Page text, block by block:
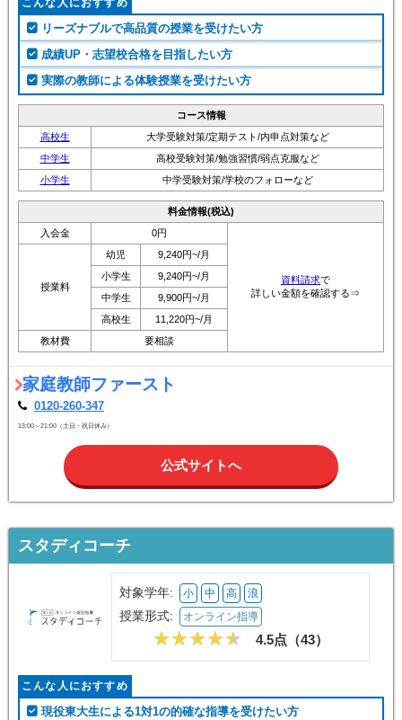
こんな人におすすめ
リーズナブルで高品質の授業を受けたい方
成績UP・志望校合格を目指したい方
実際の教師による体験授業を受けたい方
コース情報
高校生
大学受験対策/定期テスト/内申点対策など
中学生
高校受験対策/勉強習慣/弱点克服など
小学生
中学受験対策/学校のフォローなど
料金情報(税込)
入会金
0円
資料請求で
詳しい金額を確認する⇒
授業料
幼児
9,240円~/月
小学生
9,240円~/月
中学生
9,900円~/月
高校生
11,220円~/月
教材費
要相談
家庭教師ファースト
0120-260-347
13:00～21:00（土日・祝日休み）
公式サイトへ
スタディコーチ
対象学年: 小 中 高 浪
授業形式: オンライン指導
4.5点（43）
こんな人におすすめ
現役東大生による1対1の的確な指導を受けたい方